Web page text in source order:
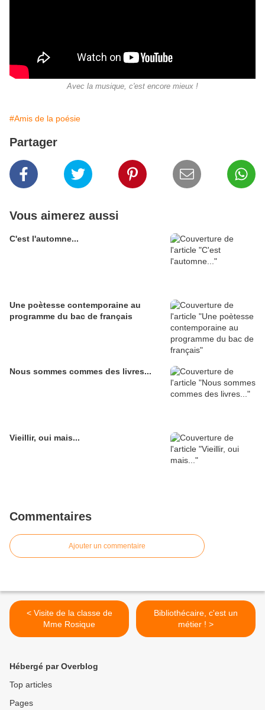
Avec la musique, c'est encore mieux !
#Amis de la poésie
Partager
Vous aimerez aussi
C'est l'automne...
Une poètesse contemporaine au
programme du bac de français
Nous sommes commes des livres...
Vieillir, oui mais...
Commentaires
Ajouter un commentaire
< Visite de la classe de
Mme Rosique
Bibliothécaire, c'est un
métier ! >
Hébergé par Overblog
Top articles
Pages